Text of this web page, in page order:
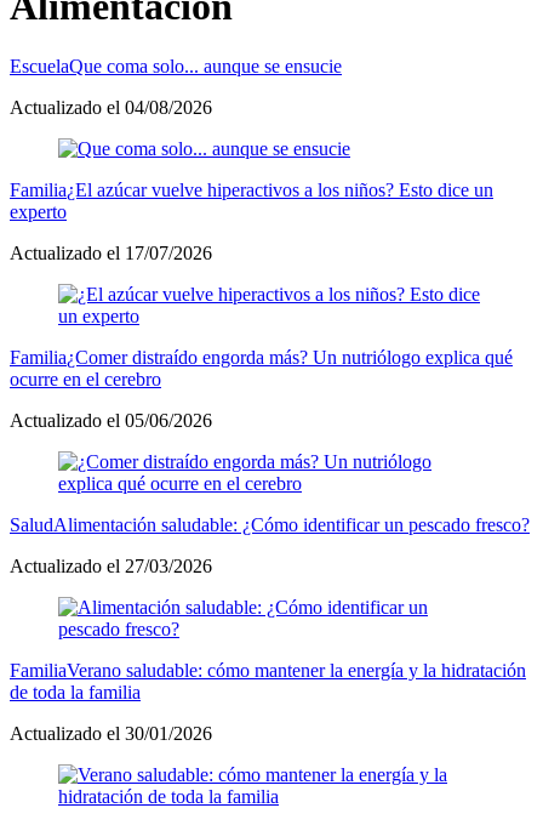
EscuelaQue coma solo... aunque se ensucie
Actualizado el 04/08/2026
Familia¿El azúcar vuelve hiperactivos a los niños? Esto dice un
experto
Actualizado el 17/07/2026
Familia¿Comer distraído engorda más? Un nutriólogo explica qué
ocurre en el cerebro
Actualizado el 05/06/2026
SaludAlimentación saludable: ¿Cómo identificar un pescado fresco?
Actualizado el 27/03/2026
FamiliaVerano saludable: cómo mantener la energía y la hidratación
de toda la familia
Actualizado el 30/01/2026